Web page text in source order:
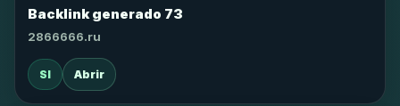
Backlink generado 73
2866666.ru
SI Abrir